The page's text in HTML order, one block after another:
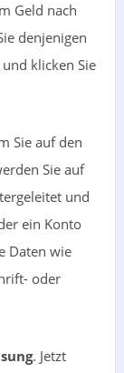
Geld nach
denjenigen
klicken Sie
Sie auf den
Sie auf
und
ein Konto
Daten wie
oder
. Jetzt